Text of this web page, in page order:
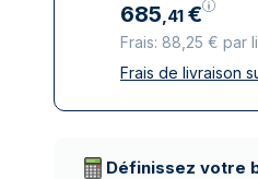
685,41 €
Frais: 88,25 € par
Toutes taxes
Frais de livraison
Définissez votre